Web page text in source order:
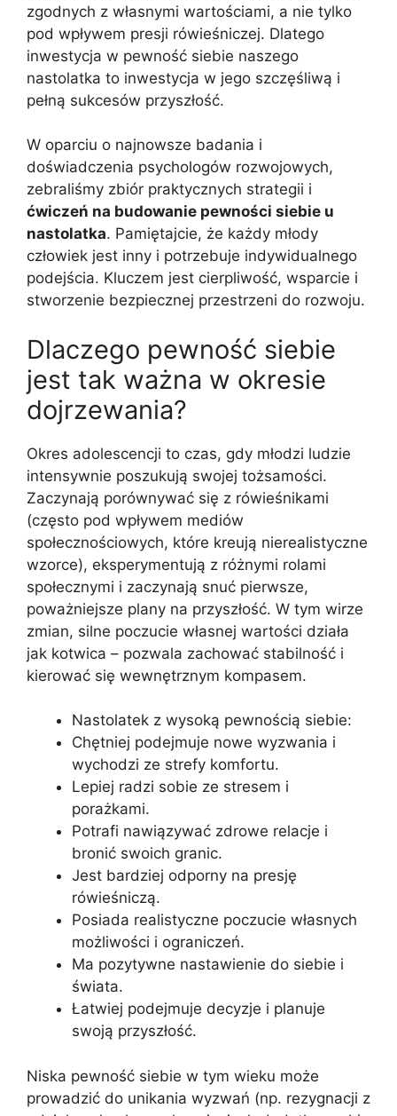
zgodnych z własnymi wartościami, a nie tylko
pod wpływem presji rówieśniczej. Dlatego
inwestycja w pewność siebie naszego
nastolatka to inwestycja w jego szczęśliwą i
pełną sukcesów przyszłość.
W oparciu o najnowsze badania i
doświadczenia psychologów rozwojowych,
zebraliśmy zbiór praktycznych strategii i
ćwiczeń na budowanie pewności siebie u
nastolatka. Pamiętajcie, że każdy młody
człowiek jest inny i potrzebuje indywidualnego
podejścia. Kluczem jest cierpliwość, wsparcie i
stworzenie bezpiecznej przestrzeni do rozwoju.
Dlaczego pewność siebie
jest tak ważna w okresie
dojrzewania?
Okres adolescencji to czas, gdy młodzi ludzie
intensywnie poszukują swojej tożsamości.
Zaczynają porównywać się z rówieśnikami
(często pod wpływem mediów
społecznościowych, które kreują nierealistyczne
wzorce), eksperymentują z różnymi rolami
społecznymi i zaczynają snuć pierwsze,
poważniejsze plany na przyszłość. W tym wirze
zmian, silne poczucie własnej wartości działa
jak kotwica – pozwala zachować stabilność i
kierować się wewnętrznym kompasem.
Nastolatek z wysoką pewnością siebie:
Chętniej podejmuje nowe wyzwania i
wychodzi ze strefy komfortu.
Lepiej radzi sobie ze stresem i
porażkami.
Potrafi nawiązywać zdrowe relacje i
bronić swoich granic.
Jest bardziej odporny na presję
rówieśniczą.
Posiada realistyczne poczucie własnych
możliwości i ograniczeń.
Ma pozytywne nastawienie do siebie i
świata.
Łatwiej podejmuje decyzje i planuje
swoją przyszłość.
Niska pewność siebie w tym wieku może
prowadzić do unikania wyzwań (np. rezygnacji z